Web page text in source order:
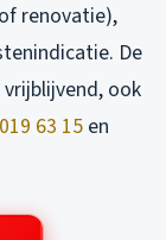
renovatie),
De
ook
63 15 en